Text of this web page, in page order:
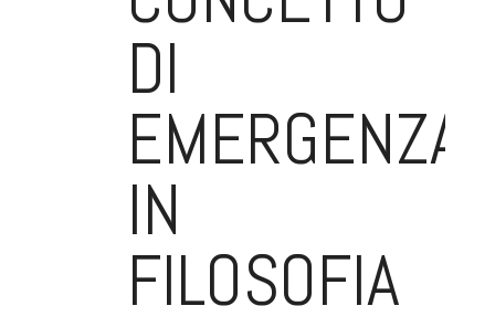
DI
EMERGENZA
IN
FILOSOFIA